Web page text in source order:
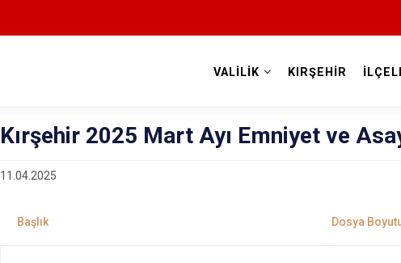
VALİLİK KIRŞEHİR
Kırşehir 2025 Mart Ayı Emniyet ve
11.04.2025